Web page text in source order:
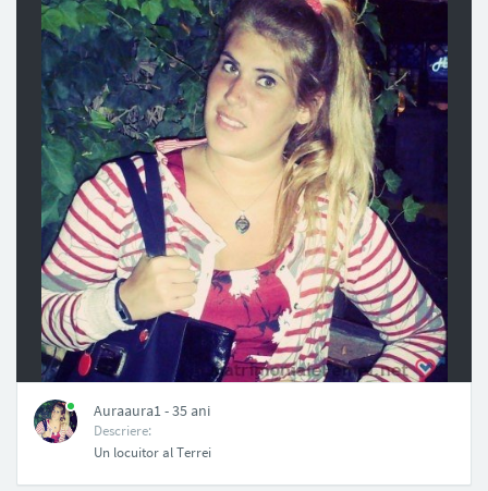
NAN
Auraaura1 - 35 ani
Descriere:
Un locuitor al Terrei